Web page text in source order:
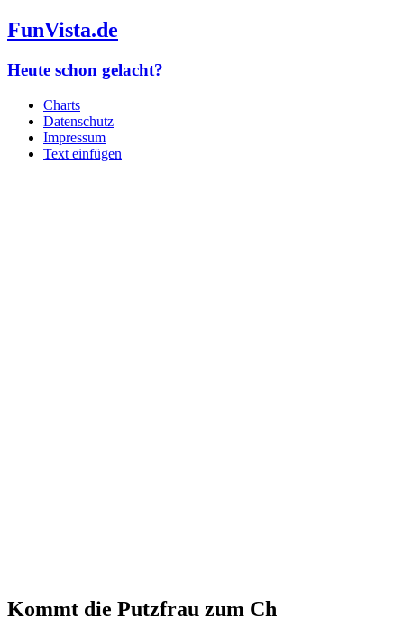
FunVista.de
Heute schon gelacht?
Charts
Datenschutz
Impressum
Text einfügen
Kommt die Putzfrau zum Ch